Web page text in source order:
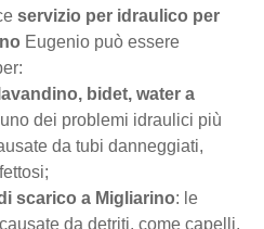
servizio per idraulico per
Eugenio può essere
bidet, water a
dei problemi idraulici più
da tubi danneggiati,
scarico a Migliarino: le
da detriti, come capelli,